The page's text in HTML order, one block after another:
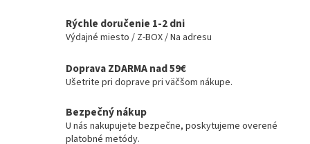
Rýchle doručenie 1-2 dni
Výdajné miesto / Z-BOX / Na adresu
Doprava ZDARMA nad 59€
Ušetrite pri doprave pri väčšom nákupe.
Bezpečný nákup
U nás nakupujete bezpečne, poskytujeme overené
platobné metódy.